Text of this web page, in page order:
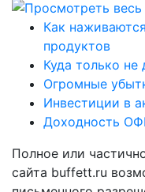
Как
продуктов
Куда только
Огромные
Инвестиции в
Доходность
Полное или
сайта buffett.ru